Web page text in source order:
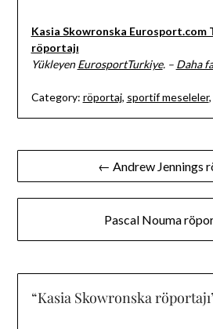
Kasia Skowronska Eurosport.com
röportajı
YükleyenEurosportTurkiye. – Daha
Category: röportaj, sportif meseleler,
Yazı
gezinmesi
← Andrew Jennings
Pascal Nouma
“Kasia Skowronska röportajı